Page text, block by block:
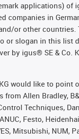
applications) of
companies in
or other countries.
or slogan in this list
by igus® SE & Co.
would like to point
from Allen Bradley,
Techniques,
Festo,
Mitsubishi, NUM,